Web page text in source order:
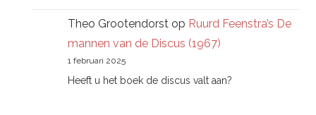
Theo Grootendorst op Ruurd Feenstra’s De
mannen van de Discus (1967)
1 februari 2025
Heeft u het boek de discus valt aan?